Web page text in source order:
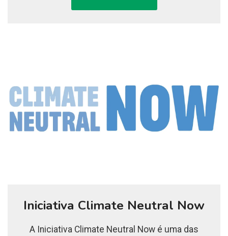
Iniciativa Climate Neutral Now
A Iniciativa Climate Neutral Now é uma das